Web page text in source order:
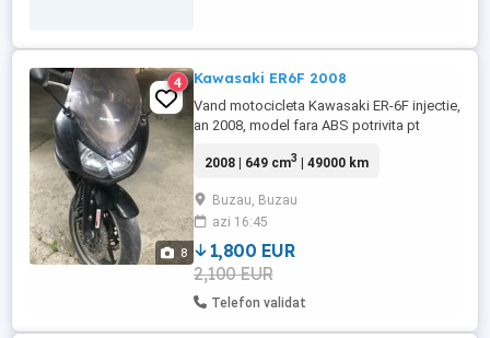
8
4 Kawasaki ER6F 2008
Vand motocicleta Kawasaki ER-6F injectie,
an 2008, model fara ABS potrivita pt
injectie, 649cmc, 53kW 72CP *poate fi
A2 Inmatriculata, ITP+RCA valabile, se
vinde cu fiscal
2008 | 649 cm3 | 49000 km
Buzau, Buzau
azi 16:45
1,800 EUR
2,100 EUR
Telefon validat